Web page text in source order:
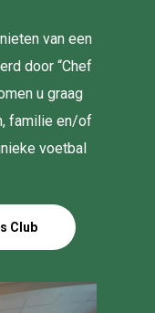
van een
door “Chef
u graag
familie en/of
voetbal
Club